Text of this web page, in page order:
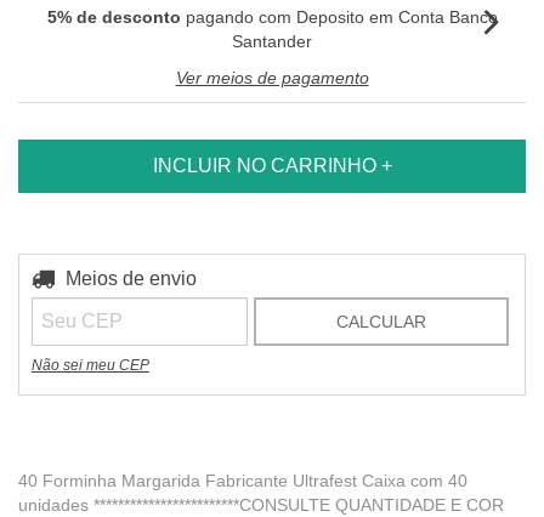
5% de desconto pagando com Deposito em Conta Banco
Santander
Ver meios de pagamento
Entregas para o CEP:
Meios de envio
CALCULAR
Não sei meu CEP
40 Forminha Margarida Fabricante Ultrafest Caixa com 40
unidades ************************CONSULTE QUANTIDADE E COR